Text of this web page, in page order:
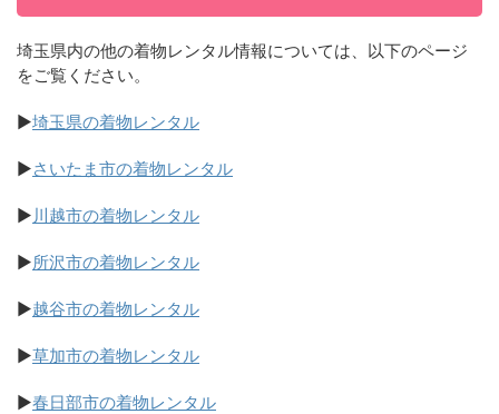
埼玉県内の他の着物レンタル情報については、以下のページ
をご覧ください。
▶埼玉県の着物レンタル
▶さいたま市の着物レンタル
▶川越市の着物レンタル
▶所沢市の着物レンタル
▶越谷市の着物レンタル
▶草加市の着物レンタル
▶春日部市の着物レンタル